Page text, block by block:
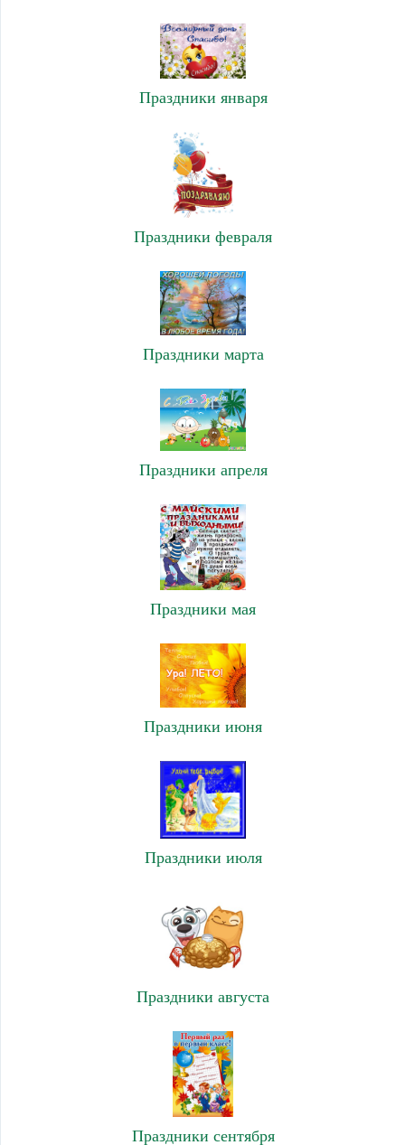
Праздники января
Праздники февраля
Праздники марта
Праздники апреля
Праздники мая
Праздники июня
Праздники июля
Праздники августа
Праздники сентября